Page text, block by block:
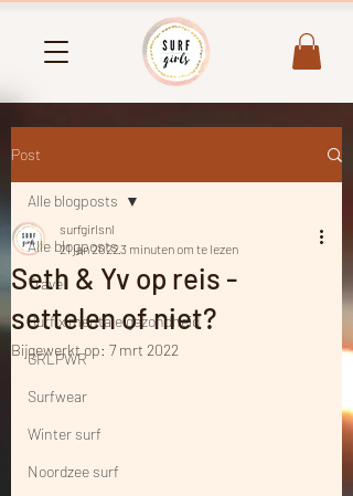
Post
Alle blogposts
Travel
Surf x mentale gezondheid
GRLPWR
Surfwear
Winter surf
Noordzee surf
Alle blogposts
Seth & Yv op reis -
settelen of niet?
surfgirlsnl
21 jan 20223 minuten om te lezen
Bijgewerkt op: 7 mrt 2022